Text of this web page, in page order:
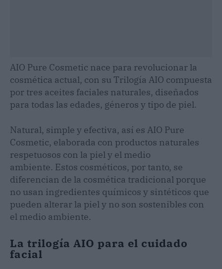
AIO Pure Cosmetic nace para revolucionar la
cosmética actual, con su Trilogía AIO compuesta
por tres aceites faciales naturales, diseñados
para todas las edades, géneros y tipo de piel.
Natural, simple y efectiva, así es AIO Pure
Cosmetic, elaborada con productos naturales
respetuosos con la piel y el medio
ambiente. Estos cosméticos, por tanto, se
diferencian de la cosmética tradicional porque
no usan ingredientes químicos y sintéticos que
pueden alterar la piel y no son sostenibles con
el medio ambiente.
La trilogía AIO para el cuidado
facial